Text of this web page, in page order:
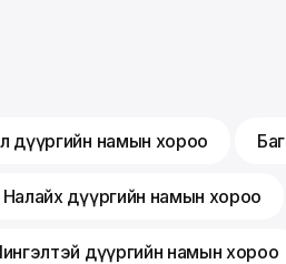
дүүргийн намын хороо
Налайх дүүргийн намын хороо
дүүргийн намын хороо